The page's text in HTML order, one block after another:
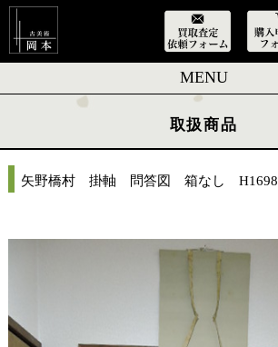
MENU
取扱商品
矢野橋村 掛軸 問答図 箱なし H1698